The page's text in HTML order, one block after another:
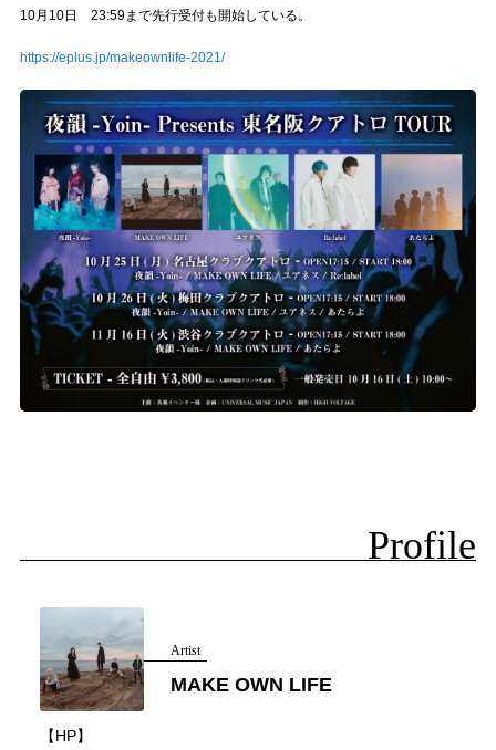
10月10日 23:59まで先行受付も開始している。
https://eplus.jp/makeownlife-2021/
Profile
Artist
MAKE OWN LIFE
【HP】